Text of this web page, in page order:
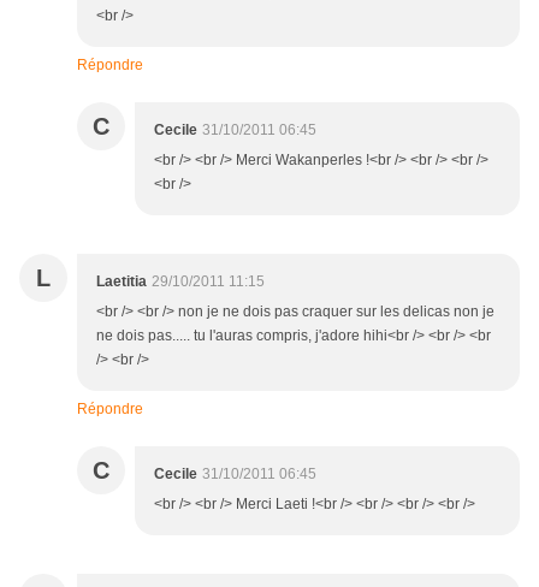
<br />
Répondre
C Cecile 31/10/2011 06:45
<br /> <br /> Merci Wakanperles !<br /> <br /> <br />
<br />
L Laetitia 29/10/2011 11:15
<br /> <br /> non je ne dois pas craquer sur les delicas non je
ne dois pas..... tu l'auras compris, j'adore hihi<br /> <br /> <br
/> <br />
Répondre
C Cecile 31/10/2011 06:45
<br /> <br /> Merci Laeti !<br /> <br /> <br /> <br />